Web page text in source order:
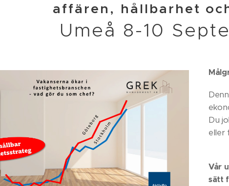
affären, hållbarhet
Umeå 8-10
Du
eller
Vår
sätt